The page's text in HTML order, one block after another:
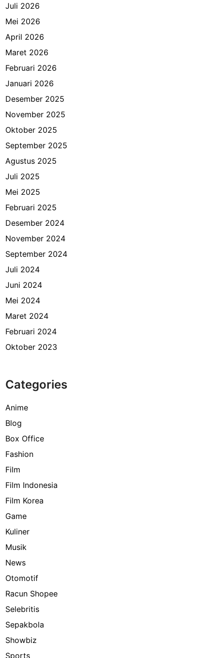
Juli 2026
Mei 2026
April 2026
Maret 2026
Februari 2026
Januari 2026
Desember 2025
November 2025
Oktober 2025
September 2025
Agustus 2025
Juli 2025
Mei 2025
Februari 2025
Desember 2024
November 2024
September 2024
Juli 2024
Juni 2024
Mei 2024
Maret 2024
Februari 2024
Oktober 2023
Categories
Anime
Blog
Box Office
Fashion
Film
Film Indonesia
Film Korea
Game
Kuliner
Musik
News
Otomotif
Racun Shopee
Selebritis
Sepakbola
Showbiz
Sports